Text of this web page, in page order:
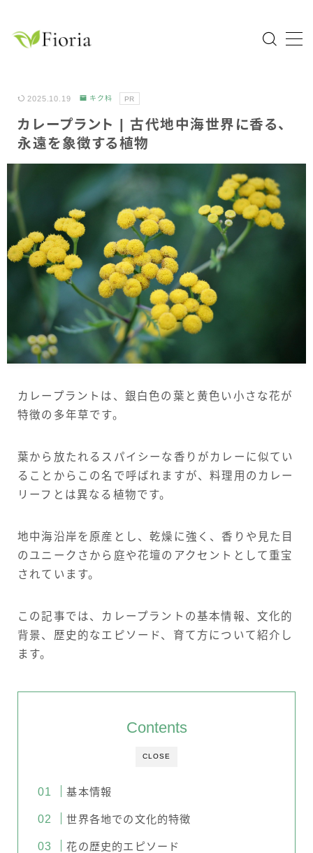
MENU
Home
園芸分類
花木・庭木
球根植物
熱帯植物
ハーブ
サイトについて
English
2025.10.19 キク科 PR
カレープラント | 古代地中海世界に香る、
永遠を象徴する植物
カレープラントは、銀白色の葉と黄色い小さな花が
特徴の多年草です。
葉から放たれるスパイシーな香りがカレーに似てい
ることからこの名で呼ばれますが、料理用のカレー
リーフとは異なる植物です。
地中海沿岸を原産とし、乾燥に強く、香りや見た目
のユニークさから庭や花壇のアクセントとして重宝
されています。
この記事では、カレープラントの基本情報、文化的
背景、歴史的なエピソード、育て方について紹介し
ます。
CLOSE
Contents
基本情報
世界各地での文化的特徴
花の歴史的エピソード